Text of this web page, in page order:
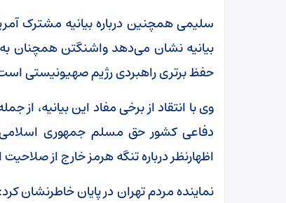
سلیمی همچنین درباره بیانیه مشترک
بیانیه نشان می‌دهد واشنگتن همچنان
حفظ برتری راهبردی رژیم صهیونیستی
وی با انتقاد از برخی مفاد این بیانیه،
دفاعی کشور حق مسلم جمهوری
اظهارنظر درباره تنگه هرمز خارج از
نماینده مردم تهران در پایان خاطرنشان